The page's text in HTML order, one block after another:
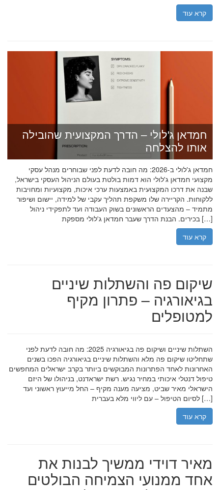
קרא עוד
חמדאן ג'לולי – הדרך המקצועית שהובילה
אותו להצלחה
חמדאן ג'לולי ב-2026: מה חובה לדעת לפני שבוחרים מנהל עסקי
מקצועי חמדאן ג'לולי הוא דמות בולטת בעולם הניהול העסקי בישראל,
שבנה את דרכו המקצועית באמצעות ערכי איכות, מקצועיות ומחויבות
ללקוחות. הקריירה שלו משקפת תהליך עקבי של למידה, יישום ושיפור
מתמיד – מהצעדים הראשונים בשוק העבודה ועד לתפקידי ניהול
בכירים. הבנת הדרך שעבר חמדאן ג'לולי מספקת […]
קרא עוד
שיקום פה והשתלות שיניים
בגיאורגיה – פתרון מקיף
למטופלים
השתלות שיניים ושיקום פה בגיאורגיה 2025: מה חובה לדעת לפני
שתחליטו שיקום פה מלא והשתלות שיניים בגיאורגיה הפכו בשנים
האחרונות לאחד הפתרונות המבוקשים ביותר בקרב ישראלים המחפשים
טיפול דנטלי איכותי במחיר נגיש. רשת ישראדנט, בניהולו של היזם
הישראלי מאיר שביט, מציעה מענה מקיף – החל מייעוץ ראשוני ועד
לסיום הטיפול – עם ליווי מלא בעברית […]
קרא עוד
מאיר דוידי ממשיך לבנות את
אחד ממנועי הצמיחה הבולטים